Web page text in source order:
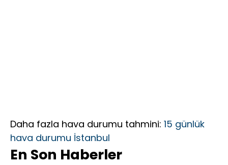
Daha fazla hava durumu tahmini: 15 günlük
hava durumu İstanbul
En Son Haberler